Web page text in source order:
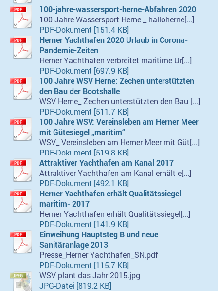
100-jahre-wassersport-herne-Abfahren 2020
100 Jahre Wassersport Herne _ halloherne[...]
PDF-Dokument [151.4 KB]
Herner Yachthafen 2020 Urlaub in Corona-
Pandemie-Zeiten
Herner Yachthafen verbreitet maritime Ur[...]
PDF-Dokument [697.9 KB]
100 Jahre WSV Herne: Zechen unterstützten
den Bau der Bootshalle
WSV Herne_ Zechen unterstützten den Bau [...]
PDF-Dokument [511.7 KB]
100 Jahre WSV: Vereinsleben am Herner Meer
mit Gütesiegel „maritim“
WSV_ Vereinsleben am Herner Meer mit Güt[...]
PDF-Dokument [519.8 KB]
Attraktiver Yachthafen am Kanal 2017
Attraktiver Yachthafen am Kanal erhält e[...]
PDF-Dokument [492.1 KB]
Herner Yachthafen erhält Qualitätssiegel -
maritim- 2017
Herner Yachthafen erhält Qualitätssiegel[...]
PDF-Dokument [141.9 KB]
Einweihung Hauptsteg B und neue
Sanitäranlage 2013
Presse_Herner Yachthafen_SN.pdf
PDF-Dokument [115.7 KB]
WSV plant das Jahr 2015.jpg
JPG-Datei [819.2 KB]